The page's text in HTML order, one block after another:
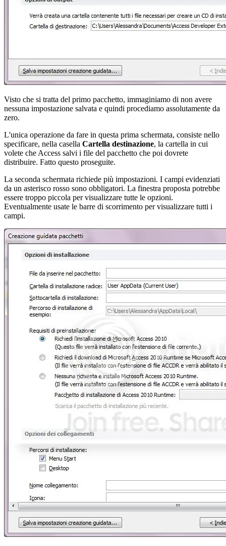
Visto che si tratta del primo pacchetto, immaginiamo di non avere
nessuna impostazione salvata e quindi procediamo assolutamente da
zero.
L'unica operazione da fare in questa prima schermata, consiste nello
specificare, nella casella Cartella destinazione, la cartella in cui
volete che Access salvi i file del pacchetto che poi dovrete
distribuire. Fatto questo proseguite.
La seconda schermata richiede più impostazioni. I campi evidenziati
da un asterisco rosso sono obbligatori. La finestra proposta potrebbe
essere troppo piccola per visualizzare tutte le opzioni.
Eventualmente usate le barre di scorrimento per visualizzare tutti i
campi.